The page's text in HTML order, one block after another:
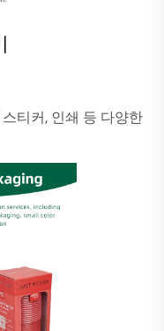
티커, 인쇄 등 다양한